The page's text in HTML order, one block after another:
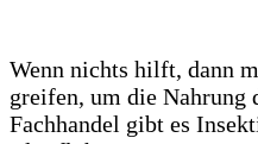
Wenn nichts hilft, dann
greifen, um die Nahrung
Fachhandel gibt es